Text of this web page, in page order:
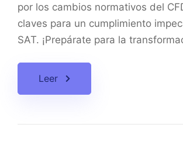
por los cambios normativos del
claves para un cumplimiento
SAT. ¡Prepárate para la
Leer